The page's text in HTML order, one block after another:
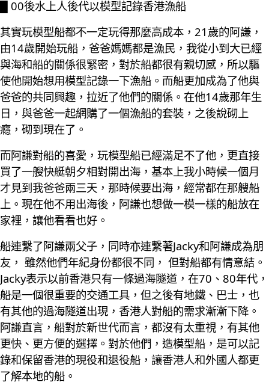
█ 00後水上人後代以模型記錄香港漁船
其實玩模型船都不一定玩得那麼高成本，21歲的阿謙，
由14歲開始玩船，爸爸媽媽都是漁民，我從小到大已經
與海和船的關係很緊密，對於船都很有親切感，所以驅
使他開始想用模型記錄一下漁船。而船更加成為了他與
爸爸的共同興趣，拉近了他們的關係。在他14歲那年生
日，與爸爸一起網購了一個漁船的套裝，之後說砌上
癮，砌到現在了。
而阿謙對船的喜愛，玩模型船已經滿足不了他，更直接
買了一艘快艇朝夕相對開出海，基本上我小時候一個月
才見到我爸爸兩三天，那時候要出海，經常都在那艘船
上。現在他不用出海後，阿謙也想做一模一樣的船放在
家裡，讓他看看也好。
船連繫了阿謙兩父子，同時亦連繫著Jacky和阿謙成為朋
友， 雖然他們年紀身份都很不同， 但對船都有情意結。
Jacky表示以前香港只有一條過海隧道，在70、80年代，
船是一個很重要的交通工具，但之後有地鐵、巴士，也
有其他的過海隧道出現，香港人對船的需求漸漸下降。
阿謙直言，船對於新世代而言，都沒有太重視，有其他
更快、更方便的選擇。對於他們，造模型船，是可以記
錄和保留香港的現役和退役船，讓香港人和外國人都更
了解本地的船。